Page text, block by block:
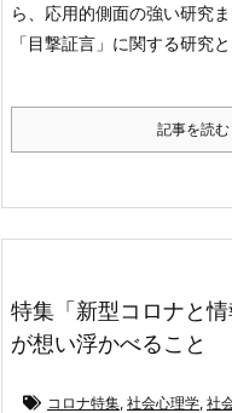
ら、応用的側面の強い研究
「目撃証言」に関する研究
記事を読む
特集「新型コロナと
が想い浮かべること
コロナ特集, 社会心理学, 社